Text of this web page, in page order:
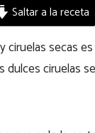
Saltar a la receta
ciruelas secas
dulces ciruelas